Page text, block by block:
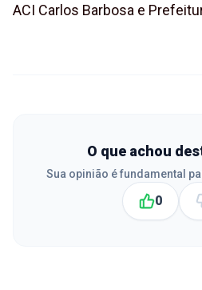
ACI Carlos Barbosa e
O que achou
Sua opinião é fundamental
0